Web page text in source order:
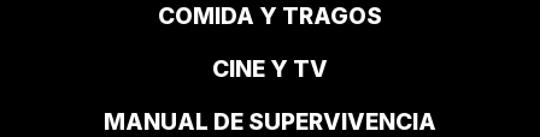
COMIDA Y TRAGOS
CINE Y TV
MANUAL DE SUPERVIVENCIA